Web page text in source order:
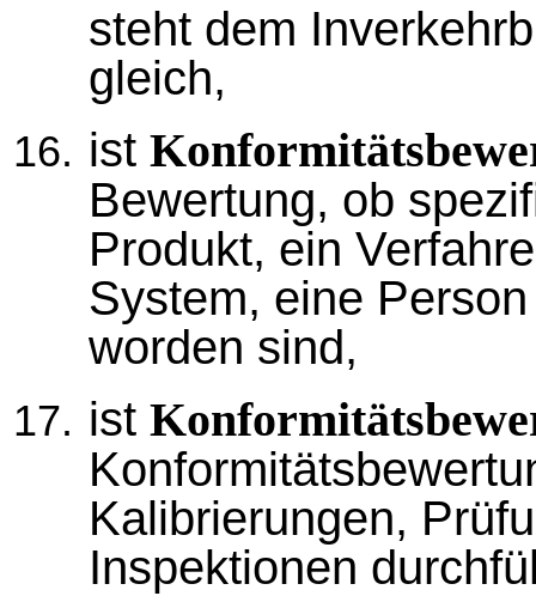
steht dem
gleich,
ist
Bewertung, ob
Produkt, ein
System, eine
worden sind,
ist
Kalibrierungen,
Inspektionen